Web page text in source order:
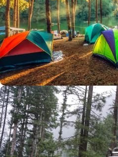
Büyük Yaz İndirimi
0
Günler
00
Hr
00
Min
00
SSK